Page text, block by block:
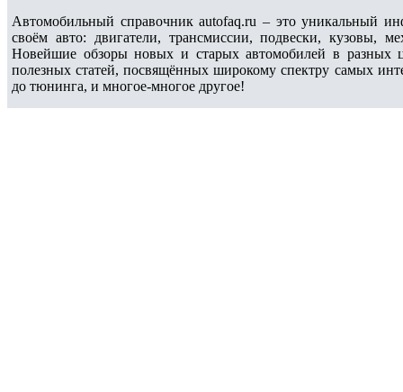
Автомобильный справочник autofaq.ru – это уникальный
своём авто: двигатели, трансмиссии, подвески, кузовы,
Новейшие обзоры новых и старых автомобилей в разных
полезных статей, посвящённых широкому спектру самых
до тюнинга, и многое-многое другое!